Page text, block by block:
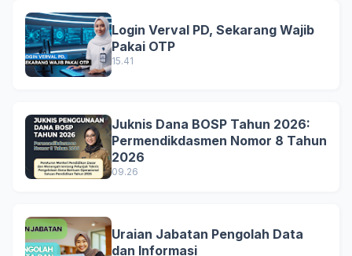
Login Verval PD, Sekarang Wajib
Pakai OTP
15.41
Juknis Dana BOSP Tahun 2026:
Permendikdasmen Nomor 8 Tahun
2026
09.26
Uraian Jabatan Pengolah Data
dan Informasi